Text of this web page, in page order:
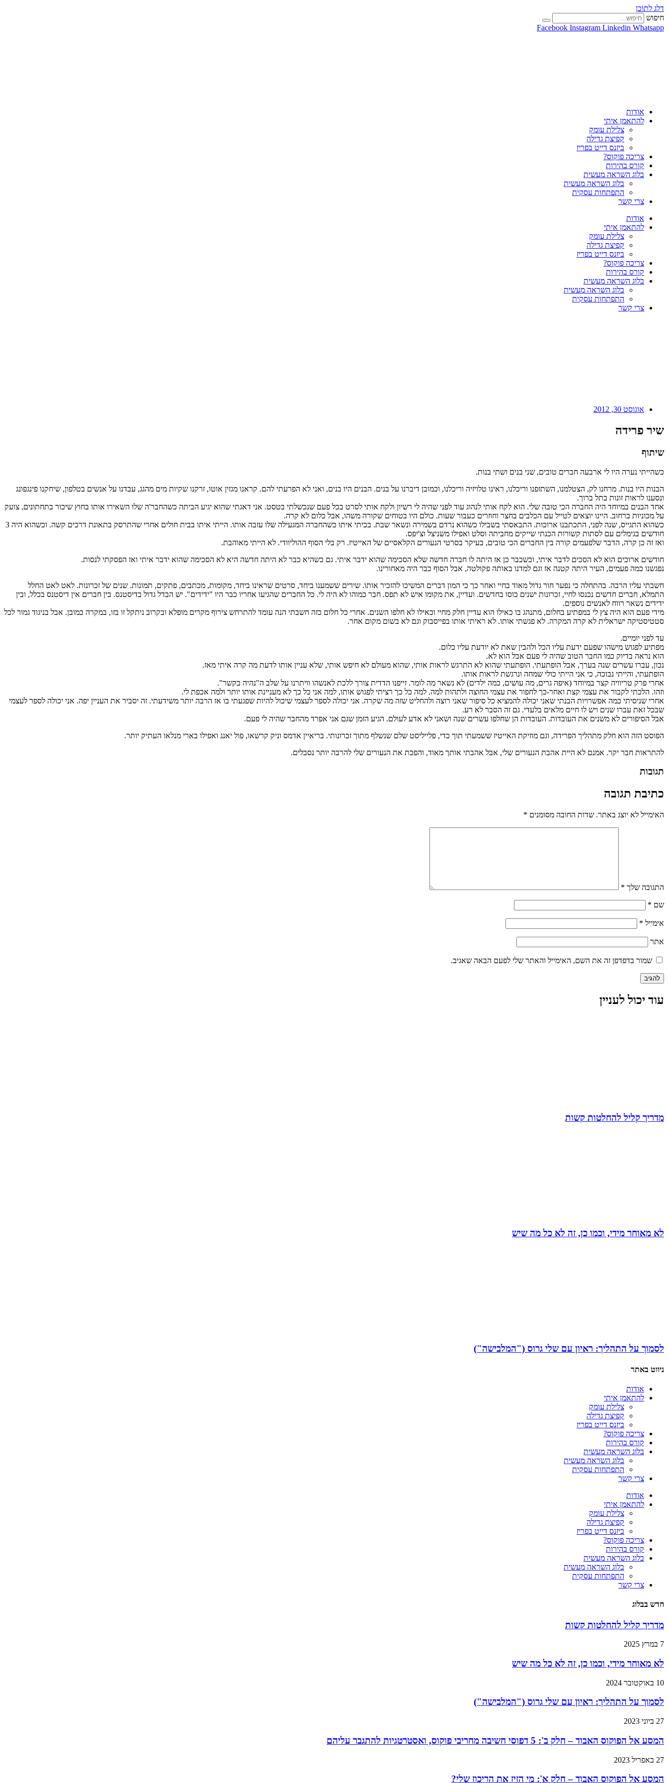
דלג לתוכן
חיפוש
Facebook Instagram Linkedin Whatsapp
אודות
להתאמן איתי
צלילת עומק
קפיצת גדילה
ביזנס דייט בפריז
צריכה פוקוס?
קורס בהירות
בלוג השראה מעשית
בלוג השראה מעשית
התפתחות עסקית
צרי קשר
אודות
להתאמן איתי
צלילת עומק
קפיצת גדילה
ביזנס דייט בפריז
צריכה פוקוס?
קורס בהירות
בלוג השראה מעשית
בלוג השראה מעשית
התפתחות עסקית
צרי קשר
אוגוסט 30, 2012
שיר פרידה
שיתוף
כשהייתי נערה היו לי ארבעה חברים טובים, שני בנים ושתי בנות.
הבנות היו בנות. מרחנו לק, הצטלמנו, השתזפנו וריכלנו, ראינו טלויזיה וריכלנו, וכמובן דיברנו על בנים. הבנים היו בנים, ואני לא הפרעתי להם. קראנו מגזין אוטו, זרקנו שקיות מים מהגג, עבדנו על אנשים בטלפון, שיחקנו פינגפונג
ונסענו לראות זונות בתל ברוך.
אחד הבנים במיוחד היה החברה הכי טובה שלי. הוא לקח אותי לנהוג עוד לפני שהיה לי רשיון ולקח אותי לסרט בכל פעם שנכשלתי בטסט. אני דאגתי שהוא יגיע הביתה כשהחבר'ה שלו השאירו אותו בחוץ שיכור בתחתונים, צועק
על מכוניות ברחוב. היינו יוצאים לטייל עם הכלבים בחצר וחוזרים כעבור שעות. כולם היו בטוחים שקורה משהו, אבל כלום לא קרה.
כשהוא התגייס, שנה לפני, התכתבנו ארוכות. התבאסתי בשבילו כשהוא נרדם בשמירה ונשאר שבת. בכיתי איתו כשהחברה המגעילה שלו עזבה אותו. הייתי איתו בבית חולים אחרי שהתרסק בתאונת דרכים קשה. וכשהוא היה 3
חודשים בגימלים עם לסתות קשורות הכנתי שייקים מחביתה וסלט ואפילו משניצל וצ'יפס.
ואז זה כן קרה, הדבר שלפעמים קורה בין החברים הכי טובים, בעיקר בסרטי הנעורים הקלאסיים של האייטיז. רק בלי הסוף ההוליוודי. לא הייתי מאוהבת.
חודשים ארוכים הוא לא הסכים לדבר איתי, וכשכבר כן אז היתה לו חברה חדשה שלא הסכימה שהוא ידבר איתי. גם כשהיא כבר לא היתה חדשה היא לא הסכימה שהוא ידבר איתי ואז הפסקתי לנסות.
נפגשנו כמה פעמים, העיר היתה קטנה אז וגם למדנו באותה פקולטה, אבל הסוף כבר היה מאחורינו.
חשבתי עליו הרבה. בהתחלה כי נפער חור גדול מאוד בחיי ואחר כך כי המון דברים המשיכו להזכיר אותו. שירים ששמענו ביחד, סרטים שראינו ביחד, מקומות, מכתבים, פתקים, תמונות. שנים של זכרונות. לאט לאט החלל
התמלא, חברים חדשים נכנסו לחיי, זכרונות ישנים כוסו בחדשים. ועדיין, את מקומו איש לא תפס. חבר כמוהו לא היה לי. כל החברים שהגיעו אחריו כבר היו "ידידים". יש הבדל גדול בדיסטנס. בין חברים אין דיסטנס בכלל, ובין
ידידים נשאר רווח לאנשים נוספים.
מידי פעם הוא היה צץ לי במפתיע בחלום, מתנהג בו כאילו הוא עדיין חלק מחיי וכאילו לא חלפו השנים. אחרי כל חלום כזה חשבתי הנה עומד להתרחש צירוף מקרים מופלא ובקרוב ניתקל זו בזו, במקרה כמובן. אבל בניגוד גמור לכל
סטטיסטיקה ישראלית לא קרה המקרה. לא פגשתי אותו. לא ראיתי אותו בפייסבוק וגם לא בשום מקום אחר.
עד לפני יומיים.
מפתיע לפגוש מישהו שפעם ידעת עליו הכל ולהבין שאת לא יודעת עליו כלום.
הוא נראה בדיוק כמו החבר הטוב שהיה לי פעם אבל הוא לא.
נכון, עברו עשרים שנה בערך, אבל הופתעתי. הופתעתי שהוא לא התרגש לראות אותי, שהוא מעולם לא חיפש אותי, שלא עניין אותו לדעת מה קרה איתי מאז.
הופתעתי, והייתי נבוכה, כי אני הייתי כולי שמחה ונרגשת לראות אותו.
אחרי פרק טריוויה קצר במיוחד (איפה גרים, מה עושים, כמה ילדים) לא נשאר מה לומר. זייפנו הדדית צורך ללכת לאנשהו וויתרנו על שלב ה"נהיה בקשר".
וזהו. הלכתי לקבור את עצמי קצת ואחר-כך לחפור את עצמי החוצה ולתהות למה. למה כל כך רציתי לפגוש אותו, למה אני כל כך לא מעניינת אותו יותר ולמה אכפת לי.
אחרי שניסיתי כמה אפשרויות הבנתי שאני יכולה להמציא כל סיפור שאני רוצה ולהחליט שזה מה שקרה. אני יכולה לספר לעצמי שיכול להיות שפגעתי בו אז הרבה יותר משידעתי. זה יסביר את העניין יפה. אני יכולה לספר לעצמי
שבכל זאת עברו שנים ויש לו חיים מלאים בלעדי. גם זה הסבר לא רע.
אבל הסיפורים לא משנים את העובדות. העובדות הן שחלפו עשרים שנה ושאני לא אדע לעולם. הגיע הזמן שגם אני אפרד מהחבר שהיה לי פעם.
הפוסט הזה הוא חלק מתהליך הפרידה, וגם מוזיקת האייטיז ששמעתי תוך כדי, פלייליסט שלם שנשלף מתוך זכרונותי. בריאיין אדמס וניק קרשאו, פול יאנג ואפילו בארי מנלאו העתיק יותר.
להתראות חבר יקר. אמנם לא היית אהבת הנעורים שלי, אבל אהבתי אותך מאוד, והפכת את הנעורים שלי להרבה יותר נסבלים.
תגובות
כתיבת תגובה
האימייל לא יוצג באתר. שדות החובה מסומנים *
התגובה שלך *
שם *
אימייל *
אתר
שמור בדפדפן זה את השם, האימייל והאתר שלי לפעם הבאה שאגיב.
עוד יכול לעניין
מדריך קליל להחלטות קשות
לא מאוחר מידי, וכמו כן, זה לא כל מה שיש
לסמוך על התהליך: ראיון עם שלי גרוס ("המלבישה")
ניווט באתר
אודות
להתאמן איתי
צלילת עומק
קפיצת גדילה
ביזנס דייט בפריז
צריכה פוקוס?
קורס בהירות
בלוג השראה מעשית
בלוג השראה מעשית
התפתחות עסקית
צרי קשר
אודות
להתאמן איתי
צלילת עומק
קפיצת גדילה
ביזנס דייט בפריז
צריכה פוקוס?
קורס בהירות
בלוג השראה מעשית
בלוג השראה מעשית
התפתחות עסקית
צרי קשר
חדש בבלוג
מדריך קליל להחלטות קשות
7 במרץ 2025
לא מאוחר מידי, וכמו כן, זה לא כל מה שיש
10 באוקטובר 2024
לסמוך על התהליך: ראיון עם שלי גרוס ("המלבישה")
27 ביוני 2023
המסע אל הפוקוס האבוד – חלק ב': 5 דפוסי חשיבה מחריבי פוקוס, ואסטרטגיות להתגבר עליהם
27 באפריל 2023
המסע אל הפוקוס האבוד – חלק א': מי הזיז את הריכוז שלי?